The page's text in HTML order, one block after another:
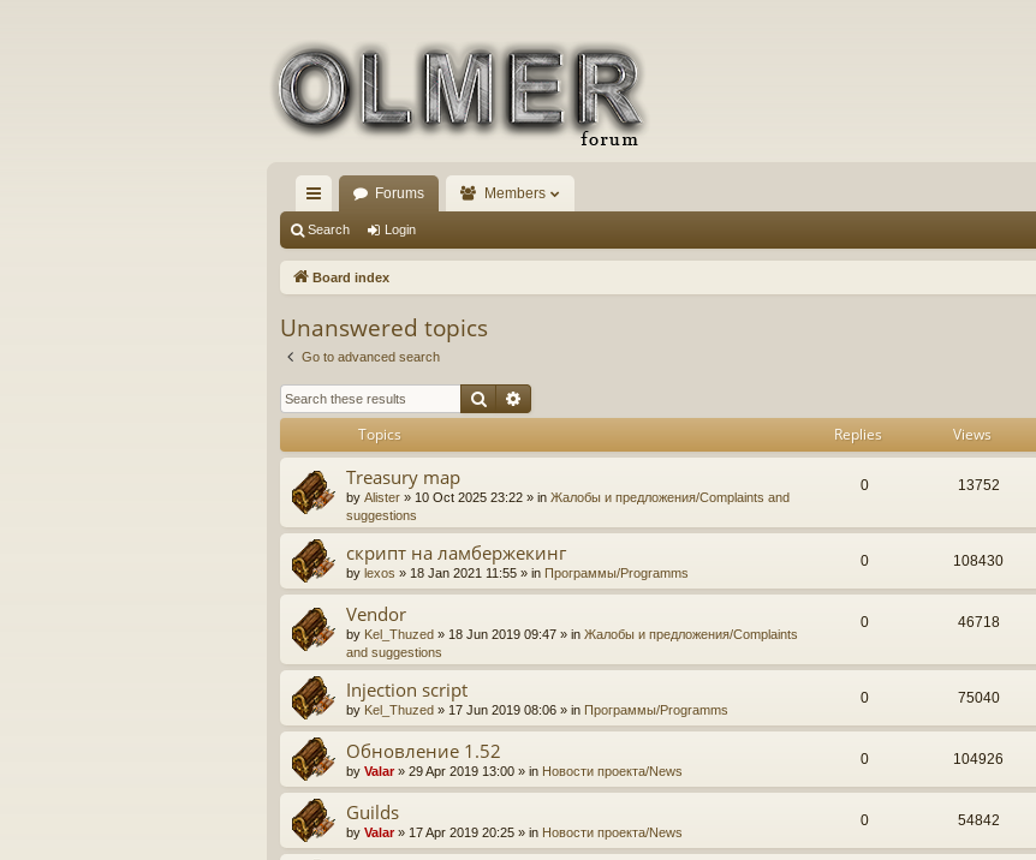
ui
ck
ks
Forums Members
Search Login
Board index
Unanswered topics
Go to advanced search
Search
Topics Replies Views
Treasury map
by Alister » 10 Oct 2025 23:22 » in Жалобы и предложения/Complaints and
suggestions
0 13752
скрипт на ламбержекинг
by lexos » 18 Jan 2021 11:55 » in Программы/Programms
0 108430
Vendor
by Kel_Thuzed » 18 Jun 2019 09:47 » in Жалобы и предложения/Complaints
and suggestions
0 46718
Injection script
by Kel_Thuzed » 17 Jun 2019 08:06 » in Программы/Programms
0 75040
Обновление 1.52
by Valar» 29 Apr 2019 13:00 » in Новости проекта/News
0 104926
Guilds
by Valar» 17 Apr 2019 20:25 » in Новости проекта/News
0 54842